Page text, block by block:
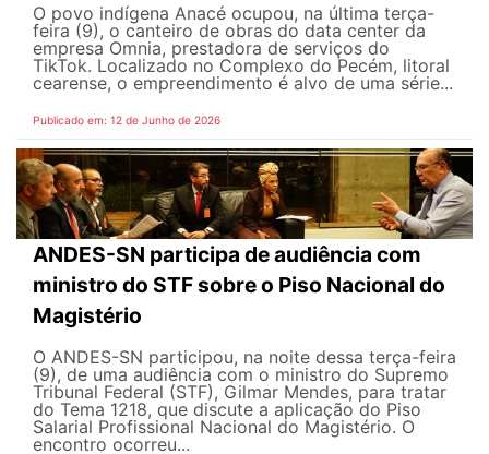
O povo indígena Anacé ocupou, na última terça-
feira (9), o canteiro de obras do data center da
empresa Omnia, prestadora de serviços do
TikTok. Localizado no Complexo do Pecém, litoral
cearense, o empreendimento é alvo de uma série...
Publicado em: 12 de Junho de 2026
ANDES-SN participa de audiência com
ministro do STF sobre o Piso Nacional do
Magistério
O ANDES-SN participou, na noite dessa terça-feira
(9), de uma audiência com o ministro do Supremo
Tribunal Federal (STF), Gilmar Mendes, para tratar
do Tema 1218, que discute a aplicação do Piso
Salarial Profissional Nacional do Magistério. O
encontro ocorreu...